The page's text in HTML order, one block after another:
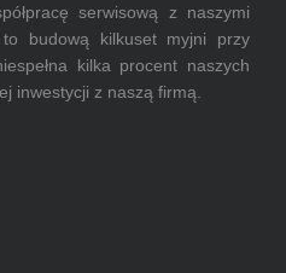
serwisową z naszymi
to budową kilkuset myjni przy
kilka procent naszych
inwestycji z naszą firmą.